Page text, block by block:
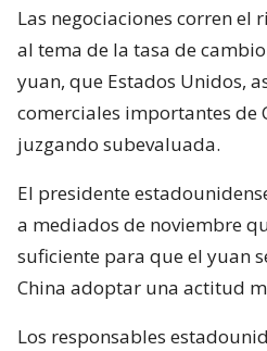
Las negociaciones corren el
al tema de la tasa de
yuan, que Estados Unidos,
comerciales importantes de
juzgando subevaluada.
El presidente
a mediados de noviembre
suficiente para que el yuan
China adoptar una actitud
Los responsables